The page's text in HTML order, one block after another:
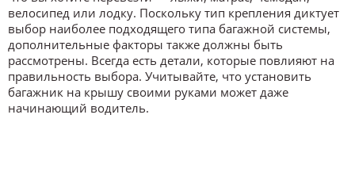
велосипед или лодку. Поскольку тип крепления диктует
выбор наиболее подходящего типа багажной системы,
дополнительные факторы также должны быть
рассмотрены. Всегда есть детали, которые повлияют на
правильность выбора. Учитывайте, что установить
багажник на крышу своими руками может даже
начинающий водитель.